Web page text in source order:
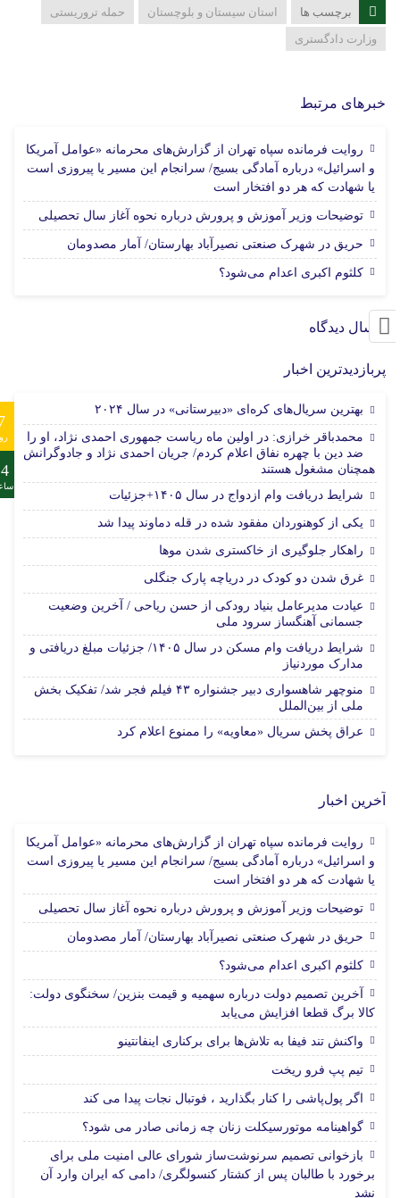
برچسب ها استان سیستان و بلوچستان
حمله تروریستی
وزارت دادگستری
خبرهای مرتبط
روایت فرمانده سپاه تهران از گزارش‌های محرمانه «عوامل آمریکا
و اسرائیل» درباره آمادگی بسیج/ سرانجام این مسیر یا پیروزی است
یا شهادت که هر دو افتخار است
توضیحات وزیر آموزش و پرورش درباره نحوه آغاز سال تحصیلی
حریق در شهرک صنعتی نصیرآباد بهارستان/ آمار مصدومان
کلثوم اکبری اعدام می‌شود؟
ارسال دیدگاه
پربازدیدترین اخبار
بهترین سریال‌های کره‌ای «دبیرستانی» در سال ۲۰۲۴
محمدباقر خرازی: در اولین ماه ریاست جمهوری احمدی نژاد، او را
ضد دین با چهره نفاق اعلام کردم/ جریان احمدی نژاد و جادوگرانش
همچنان مشغول هستند
شرایط دریافت وام ازدواج در سال ۱۴۰۵+جزئیات
یکی از کوهنوردان مفقود شده در قله دماوند پیدا شد
راهکار جلوگیری از خاکستری شدن موها
غرق شدن دو کودک در دریاچه پارک جنگلی
عیادت مدیرعامل بنیاد رودکی از حسن ریاحی / آخرین وضعیت
جسمانی آهنگساز سرود ملی
شرایط دریافت وام مسکن در سال ۱۴۰۵/ جزئیات مبلغ دریافتی و
مدارک موردنیاز
منوچهر شاهسواری دبیر جشنواره ۴۳ فیلم فجر شد/ تفکیک بخش
ملی از بین‌الملل
عراق پخش سریال «معاویه» را ممنوع اعلام کرد
آخرین اخبار
روایت فرمانده سپاه تهران از گزارش‌های محرمانه «عوامل آمریکا
و اسرائیل» درباره آمادگی بسیج/ سرانجام این مسیر یا پیروزی است
یا شهادت که هر دو افتخار است
توضیحات وزیر آموزش و پرورش درباره نحوه آغاز سال تحصیلی
حریق در شهرک صنعتی نصیرآباد بهارستان/ آمار مصدومان
کلثوم اکبری اعدام می‌شود؟
آخرین تصمیم دولت درباره سهمیه و قیمت بنزین/ سخنگوی دولت:
کالا برگ قطعا افزایش می‌یابد
واکنش تند فیفا به تلاش‌ها برای برکناری اینفانتینو
تیم پپ فرو ریخت
اگر پول‌پاشی را کنار بگذارید ، فوتبال نجات پیدا می کند
گواهینامه موتورسیکلت زنان چه زمانی صادر می شود؟
بازخوانی تصمیم سرنوشت‌ساز شورای عالی امنیت ملی برای
برخورد با طالبان پس از کشتار کنسولگری/ دامی که ایران وارد آن
نشد